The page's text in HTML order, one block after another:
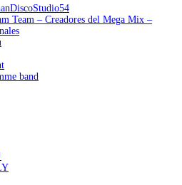
Team – Creadores del Mega Mix –
band